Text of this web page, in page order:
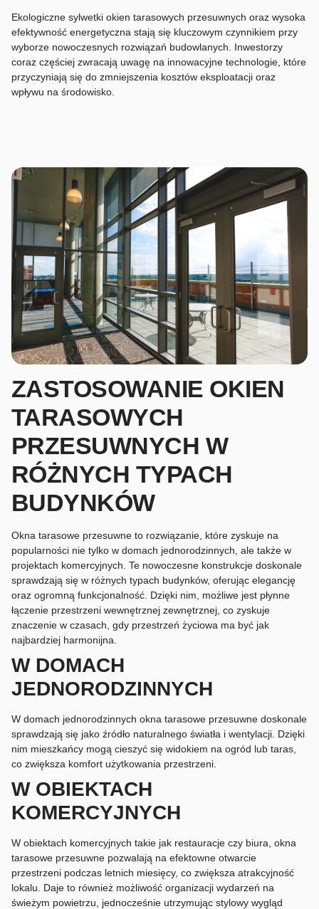
Ekologiczne sylwetki okien tarasowych przesuwnych oraz wysoka
efektywność energetyczna stają się kluczowym czynnikiem przy
wyborze nowoczesnych rozwiązań budowlanych. Inwestorzy
coraz częściej zwracają uwagę na innowacyjne technologie, które
przyczyniają się do zmniejszenia kosztów eksploatacji oraz
wpływu na środowisko.
ZASTOSOWANIE OKIEN
TARASOWYCH
PRZESUWNYCH W
RÓŻNYCH TYPACH
BUDYNKÓW
Okna tarasowe przesuwne to rozwiązanie, które zyskuje na
popularności nie tylko w domach jednorodzinnych, ale także w
projektach komercyjnych. Te nowoczesne konstrukcje doskonale
sprawdzają się w różnych typach budynków, oferując elegancję
oraz ogromną funkcjonalność. Dzięki nim, możliwe jest płynne
łączenie przestrzeni wewnętrznej zewnętrznej, co zyskuje
znaczenie w czasach, gdy przestrzeń życiowa ma być jak
najbardziej harmonijna.
W DOMACH
JEDNORODZINNYCH
W domach jednorodzinnych okna tarasowe przesuwne doskonale
sprawdzają się jako źródło naturalnego światła i wentylacji. Dzięki
nim mieszkańcy mogą cieszyć się widokiem na ogród lub taras,
co zwiększa komfort użytkowania przestrzeni.
W OBIEKTACH
KOMERCYJNYCH
W obiektach komercyjnych takie jak restauracje czy biura, okna
tarasowe przesuwne pozwalają na efektowne otwarcie
przestrzeni podczas letnich miesięcy, co zwiększa atrakcyjność
lokalu. Daje to również możliwość organizacji wydarzeń na
świeżym powietrzu, jednocześnie utrzymując stylowy wygląd